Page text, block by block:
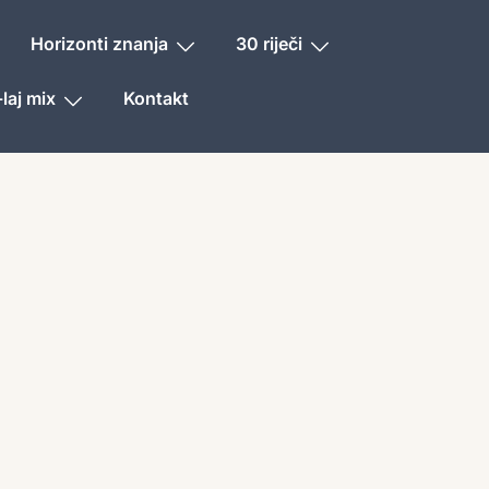
Horizonti znanja 30 riječi
mix Kontakt